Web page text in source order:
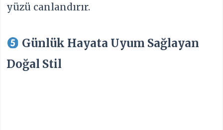
yüzü canlandırır.
Günlük Hayata Uyum Sağlayan
Doğal Stil